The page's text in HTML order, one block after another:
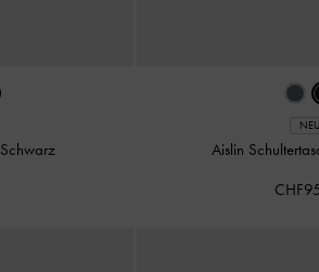
Schwarz
NEU
Aislin